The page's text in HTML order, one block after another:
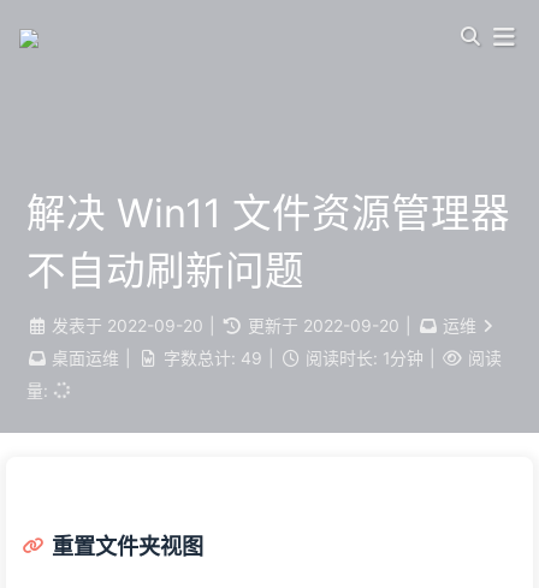
解决 Win11 文件资源管理器
不自动刷新问题
发表于 2022-09-20 更新于 2022-09-20
运维
桌面运维
字数总计: 49 阅读时长: 1分钟
阅读
量:
重置文件夹视图